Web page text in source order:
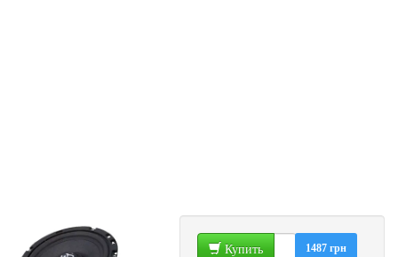
Купить 1487 грн